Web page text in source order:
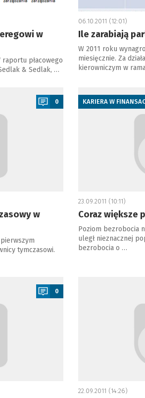
w
raportu płacowego
& Sedlak, …
06.10.2011 (12:01)
Ile zarabiają
W 2011 roku
miesięcznie. Za
kierowniczym w
0
w
tymczasowi.
KARIERA W
23.09.2011 (10:11)
Coraz większe
Poziom bezrobocia
uległ nieznacznej
bezrobocia o …
0
22.09.2011 (14:26)